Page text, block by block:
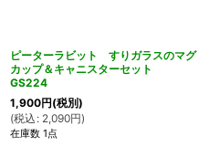
ピーターラビット すりガラスのマグ
カップ＆キャニスターセット
GS224
1,900円(税別)
(税込 : 2,090円)
在庫数 1点